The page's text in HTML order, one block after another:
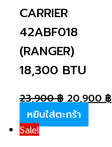
CARRIER
42ABF018
(RANGER)
18,300 BTU
23,900฿ 20,900 ฿
หยิบใส่ตะกร้า
Sale!